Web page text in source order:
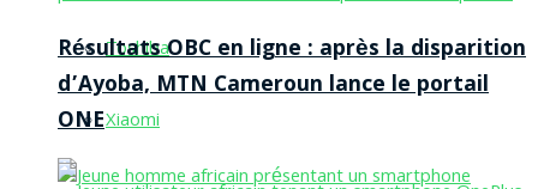
Toshiba
Xiaomi
Résultats OBC en ligne : après la disparition
d’Ayoba, MTN Cameroun lance le portail
ONE